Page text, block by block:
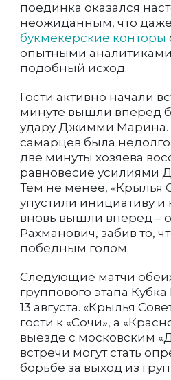
поединка оказался
неожиданным, что
букмекерские конторы
опытными
подобный исход.
Гости активно начали
минуте вышли вперед
удару Джимми Марина.
самарцев была
две минуты хозяева
равновесие усилиями
Тем не менее, «Крылья
упустили инициативу и
вновь вышли вперед –
Рахманович, забив то,
победным голом.
Следующие матчи
группового этапа
13 августа. «Крылья
гости к «Сочи», а
выезде с московским
встречи могут стать
борьбе за выход из